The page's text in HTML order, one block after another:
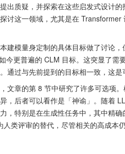
出质疑，并探索在这些启发式设计
讨这一领域，尤其是在
建模量身定制的具体目标做了讨论
今更普遍的 CLM 目标。这突显了需
通过与先前提到的目标相一致，这是
文章的第 8 节中研究了许多可选项
，后者可以看作是「神谕」。随着
，特别是在生成性任务中，其中精
类评审的替代，尽管相关的高成本